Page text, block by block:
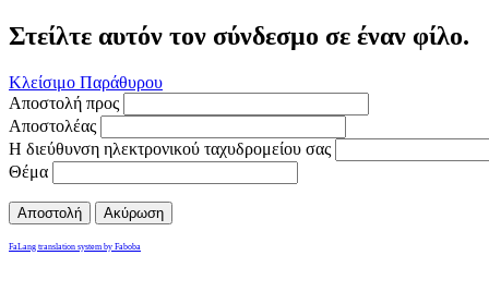
Στείλτε αυτόν τον σύνδεσμο σε έναν φίλο.
Κλείσιμο Παράθυρου
Αποστολή προς
Αποστολέας
Η διεύθυνση ηλεκτρονικού ταχυδρομείου σας
Θέμα
Αποστολή Ακύρωση
FaLang translation system by Faboba